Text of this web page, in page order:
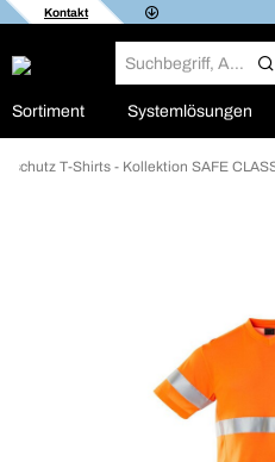
Kontakt
Sortiment Systemlösungen
T-Shirts - Kollektion SAFE